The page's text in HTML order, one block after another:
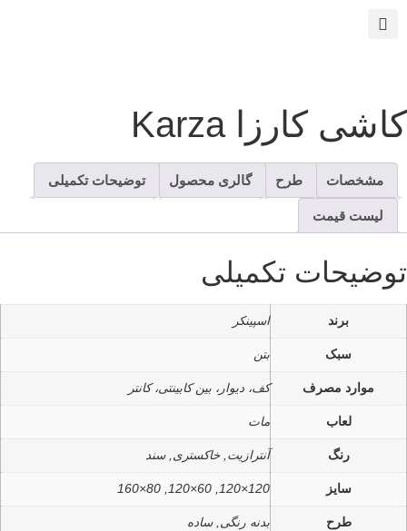
کاشی کارزا Karza
مشخصات طرح گالری محصول توضیحات تکمیلی
لیست قیمت
توضیحات تکمیلی
برند اسپینکر
سبک بتن
موارد مصرف کف، دیوار، بین کابینتی، کانتر
لعاب مات
رنگ آنترازیت, خاکستری, سند
سایز 120×120, 60×120, 80×160
طرح بدنه رنگی, ساده